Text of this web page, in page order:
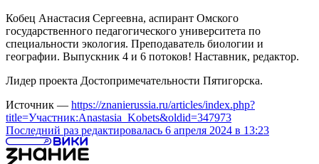
Кобец Анастасия Сергеевна, аспирант Омского
государственного педагогического университета по
специальности экология. Преподаватель биологии и
географии. Выпускник 4 и 6 потоков! Наставник, редактор.
Лидер проекта Достопримечательности Пятигорска.
Источник — https://znanierussia.ru/articles/index.php?
title=Участник:Anastasia_Kobets&oldid=347973
Последний раз редактировалась 6 апреля 2024 в 13:23